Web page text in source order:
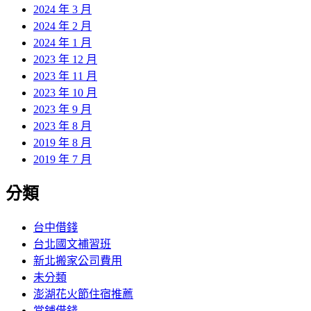
2024 年 3 月
2024 年 2 月
2024 年 1 月
2023 年 12 月
2023 年 11 月
2023 年 10 月
2023 年 9 月
2023 年 8 月
2019 年 8 月
2019 年 7 月
分類
台中借錢
台北國文補習班
新北搬家公司費用
未分類
澎湖花火節住宿推薦